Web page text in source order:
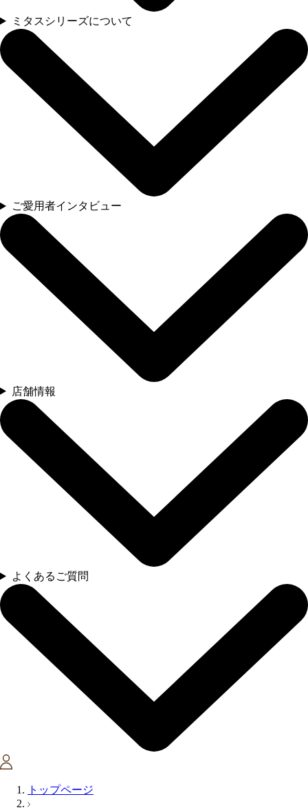
ミタスシリーズについて
ご愛用者インタビュー
店舗情報
よくあるご質問
トップページ